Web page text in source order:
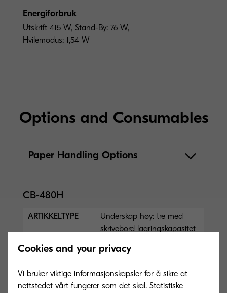
Energiforbruk
Utskrift 415 W, Stand-By: 76 W,
Hvilemodus: 1,54 W
Options and Consumables
Paper Handling Options
CB-480H
ARTIKKELTYPE
Underskap høy: tre med
skrivebord lagringskapasitet
Mål (B x D x H)
(W x D x H): 565 x 520 x
490 mm
Cookies and your privacy
Vi bruker viktige informasjonskapsler for å sikre at
nettstedet vårt fungerer som det skal. Statistiske